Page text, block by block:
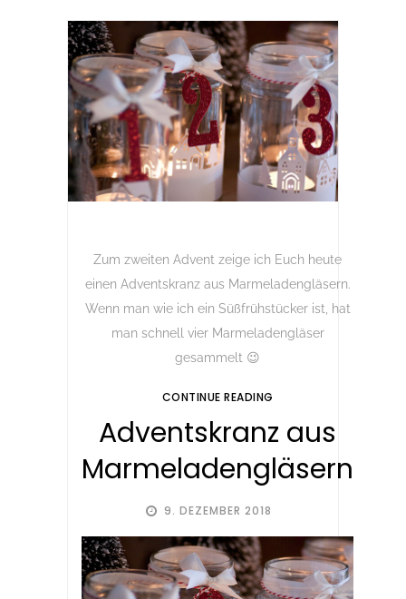
9. DEZEMBER 2018
Adventskranz aus
Marmeladengläsern
Zum zweiten Advent zeige ich Euch heute
einen Adventskranz aus Marmeladengläsern.
Wenn man wie ich ein Süßfrühstücker ist, hat
man schnell vier Marmeladengläser
gesammelt 😉
CONTINUE READING